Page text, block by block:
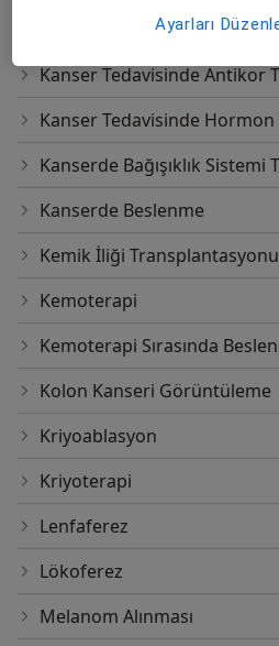
Kanser Tedavisinde Akıllı İlaç
Kanser Tedavisinde Antikor
Kanser Tedavisinde Hormon
Kanserde Bağışıklık Sistemi
Kanserde Beslenme
Kemik İliği
Kemoterapi
Kemoterapi Sırasında
Kolon Kanseri Görüntüleme
Kriyoablasyon
Kriyoterapi
Lenfaferez
Lökoferez
Melanom Alınması
Ayarları